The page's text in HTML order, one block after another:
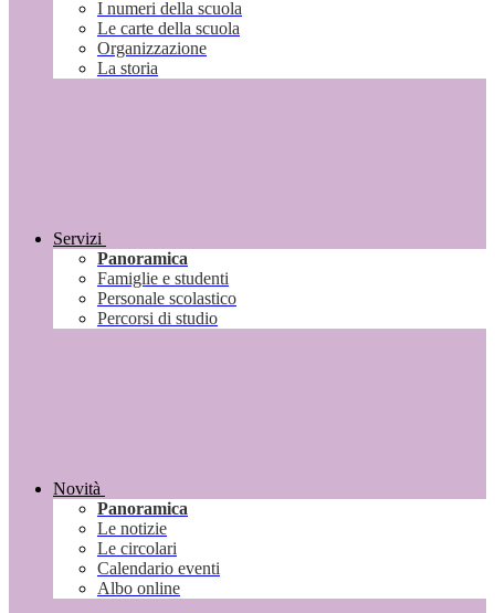
I numeri della scuola
Le carte della scuola
Organizzazione
La storia
Servizi
Panoramica
Famiglie e studenti
Personale scolastico
Percorsi di studio
Novità
Panoramica
Le notizie
Le circolari
Calendario eventi
Albo online